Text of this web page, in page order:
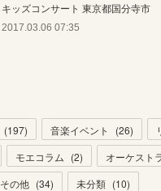
キッズコンサート 東京都国分寺市
2017.03.06 07:35
(197) 音楽イベント (26)
モエコラム (2) オーケスト
その他 (34) 未分類 (10)